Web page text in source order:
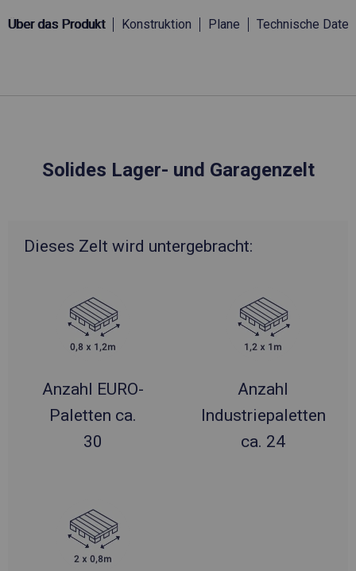
Über das Produkt Konstruktion Plane Technische Daten
Solides Lager- und Garagenzelt
Dieses Zelt wird untergebracht:
Anzahl EURO-
Paletten ca.
30
Anzahl
Industriepaletten
ca. 24